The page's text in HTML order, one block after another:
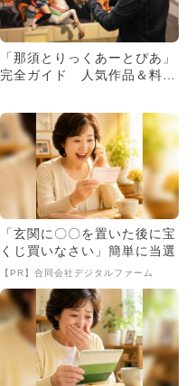
「那須とりっくあーとぴあ」
完全ガイド 人気作品＆料金
「玄関に〇〇を置いた後に宝
くじ買いなさい」簡単に当選
【PR】合同会社デジタルファーム